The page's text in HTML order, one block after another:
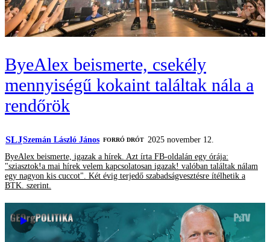
ByeAlex beismerte, csekély
mennyiségű kokaint találtak nála a
rendőrök
SLJSzemán László János FORRÓ DRÓT
2025 november 12.
ByeAlex beismerte, igazak a hírek. Azt írta FB-oldalán egy órája:
"sziasztok!a mai hírek velem kapcsolatosan igazak! valóban találtak nálam
egy nagyon kis cuccot". Két évig terjedő szabadságvesztésre ítélhetik a
BTK. szerint.